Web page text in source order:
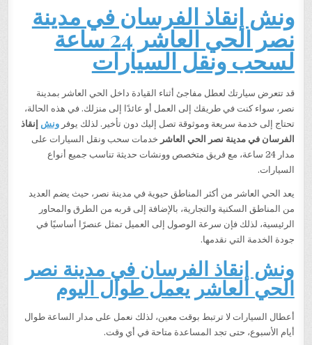
ونش إنقاذ الفرسان في مدينة
نصر الحي العاشر 24 ساعة
لسحب ونقل السيارات
قد تتعرض سيارتك لعطل مفاجئ أثناء القيادة داخل الحي العاشر بمدينة
نصر، سواء كنت في طريقك إلى العمل أو عائدًا إلى منزلك. في هذه الحالة،
تحتاج إلى خدمة سريعة وموثوقة تصل إليك دون تأخير. لذلك يوفرونش إنقاذ
الفرسان في مدينة نصر الحي العاشر خدمات سحب ونقل السيارات على
مدار 24 ساعة، مع فريق متخصص وونشات حديثة تناسب جميع أنواع
السيارات.
يعد الحي العاشر من أكثر المناطق حيوية في مدينة نصر، حيث يضم العديد
من المناطق السكنية والتجارية، بالإضافة إلى قربه من الطرق والمحاور
الرئيسية، لذلك فإن سرعة الوصول إلى العميل تمثل عنصرًا أساسيًا في
جودة الخدمة التي نقدمها.
ونش إنقاذ الفرسان في مدينة نصر
الحي العاشر يعمل طوال اليوم
أعطال السيارات لا ترتبط بوقت معين، لذلك نعمل على مدار الساعة طوال
أيام الأسبوع، حتى تجد المساعدة متاحة في أي وقت.